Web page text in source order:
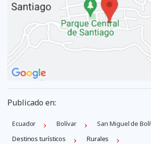
Publicado en:
Ecuador Bolí­var
San Miguel de
Destinos turísticos
Rurales